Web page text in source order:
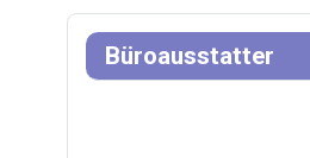
Büroausstatter